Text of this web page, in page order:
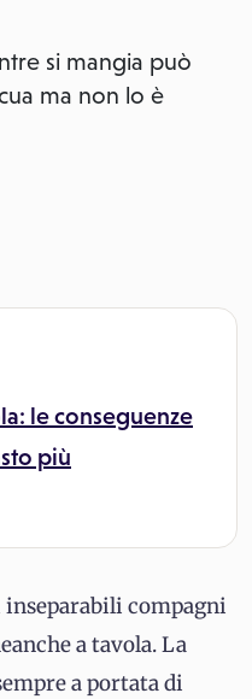
si mangia può
ma non lo è
le conseguenze
più
inseparabili compagni
a tavola. La
a portata di